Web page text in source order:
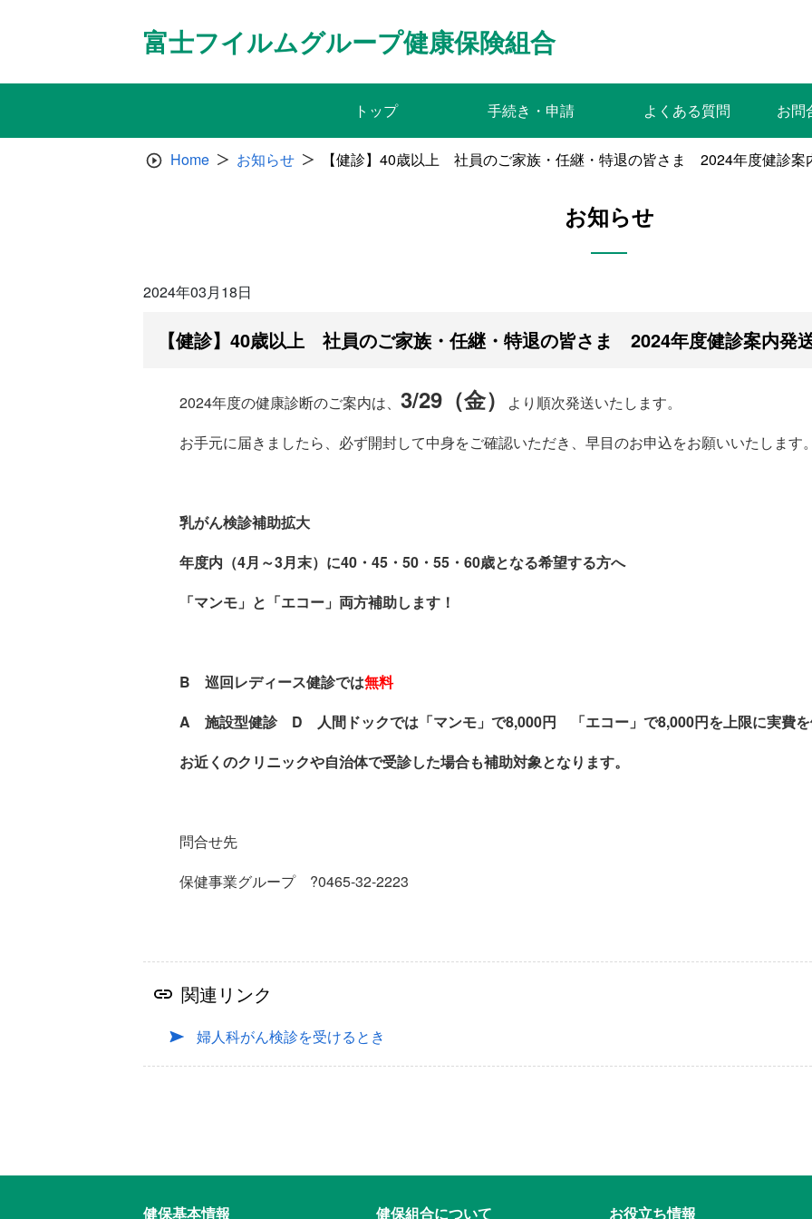
富士フイルムグループ健康保険組合
トップ 手続き・申請 よくある質問 お問
Home お知らせ 【健診】40歳以上 社員のご家族・任継・特退の皆さま 2024年度健診案
お知らせ
2024年03月18日
【健診】40歳以上 社員のご家族・任継・特退の皆さま 2024年度健診案内発
2024年度の健康診断のご案内は、 3/29（金）
より順次発送いたします。
お手元に届きましたら、必ず開封して中身をご確認いただき、早目のお申込をお願いいたします。
乳がん検診補助拡大
年度内（4月～3月末）に40・45・50・55・60歳となる希望する方へ
「マンモ」と「エコー」両方補助します！
B 巡回レディース健診では無料
A 施設型健診 D 人間ドックでは「マンモ」で8,000円 「エコー」で8,000円を上限に実費を
お近くのクリニックや自治体で受診した場合も補助対象となります。
問合せ先
保健事業グループ ?0465-32-2223
関連リンク
婦人科がん検診を受けるとき
健保基本情報 健保組合について お役立ち情報